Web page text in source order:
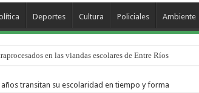
Deportes Cultura Policiales Ambiente
en las viandas escolares de Entre Ríos
de los Macanos”
transitan su escolaridad en tiempo y forma